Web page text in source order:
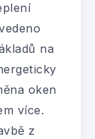
na
oken
více.
z